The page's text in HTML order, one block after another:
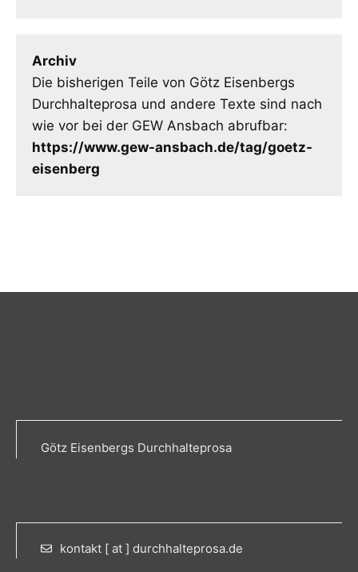
Archiv
Die bisherigen Teile von Götz Eisenbergs
Durchhalteprosa und andere Texte sind nach
wie vor bei der GEW Ansbach abrufbar:
https://www.gew-ansbach.de/tag/goetz-
eisenberg
Götz Eisenbergs Durchhalteprosa
kontakt [ at ] durchhalteprosa.de